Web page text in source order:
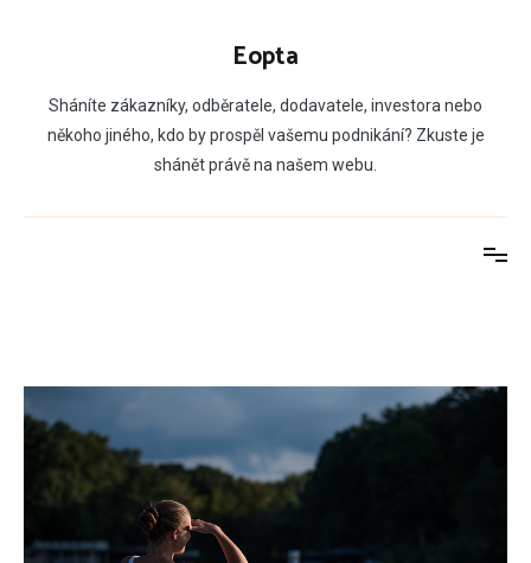
Eopta
Sháníte zákazníky, odběratele, dodavatele, investora nebo
někoho jiného, kdo by prospěl vašemu podnikání? Zkuste je
shánět právě na našem webu.